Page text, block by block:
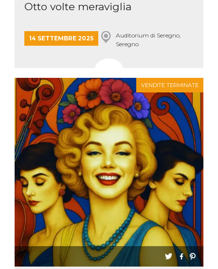
Otto volte meraviglia
14 SETTEMBRE 2025
Auditorium di Seregno,
Seregno
VENDITE TERMINATE
m
Stripe
1 anno 1
l'ottimizzazione
dei servizi di
elaborazione
dei pagamenti,
facilitando la
memorizzazione
dei contenuti
sul browser per
rendere le
pagine più
CookieScriptConsent
CookieScript
oooh.events
4
settimane
2 giorni
Questo cookie
viene utilizzato
dal servizio
Cookie-
Script.com per
ricordare le
preferenze di
consenso sui
cookie dei
visitatori. È
necessario che il
banner dei
cookie di
Cookie-
Script.com
funzioni